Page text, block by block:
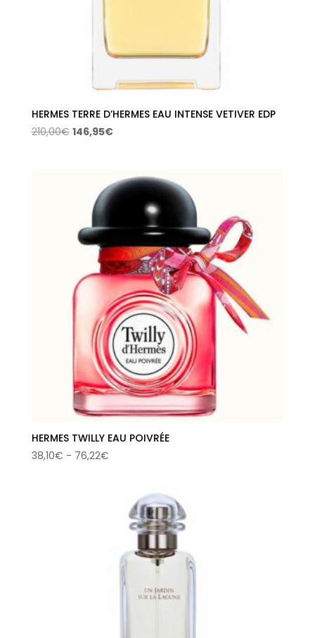
HERMES TERRE D’HERMES EAU INTENSE VETIVER EDP
210,00€ El
210,00€.
146,95€El
es:
146,95€.
HERMES TWILLY EAU POIVRÉE
38,10€ - 76,22€Rango
desde
38,10€
hasta
76,22€